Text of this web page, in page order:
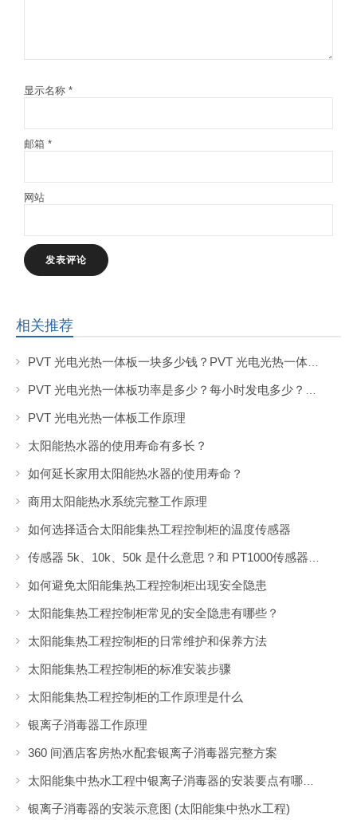
显示名称 *
邮箱 *
网站
相关推荐
PVT 光电光热一体板工作原理
太阳能热水器的使用寿命有多长？
如何延长家用太阳能热水器的使用寿命？
商用太阳能热水系统完整工作原理
如何选择适合太阳能集热工程控制柜的温度传感器
如何避免太阳能集热工程控制柜出现安全隐患
太阳能集热工程控制柜常见的安全隐患有哪些？
太阳能集热工程控制柜的日常维护和保养方法
太阳能集热工程控制柜的标准安装步骤
太阳能集热工程控制柜的工作原理是什么
银离子消毒器工作原理
360 间酒店客房热水配套银离子消毒器完整方案
银离子消毒器的安装示意图 (太阳能集中热水工程)